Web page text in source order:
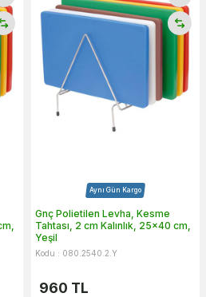
Aynı Gün Kargo
Gnç Polietilen Levha, Kesme
Tahtası, 2 cm Kalınlık, 25x40 cm,
Yeşil
Kodu : 080.2540.2.Y
960 TL